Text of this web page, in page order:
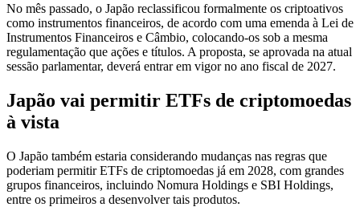
No mês passado, o Japão reclassificou formalmente os criptoativos
como instrumentos financeiros, de acordo com uma emenda à Lei de
Instrumentos Financeiros e Câmbio, colocando-os sob a mesma
regulamentação que ações e títulos. A proposta, se aprovada na atual
sessão parlamentar, deverá entrar em vigor no ano fiscal de 2027.
Japão vai permitir ETFs de criptomoedas
à vista
O Japão também estaria considerando mudanças nas regras que
poderiam permitir ETFs de criptomoedas já em 2028, com grandes
grupos financeiros, incluindo Nomura Holdings e SBI Holdings,
entre os primeiros a desenvolver tais produtos.